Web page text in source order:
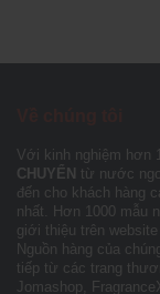
Với kinh nghiệm hơn
CHUYỂN
từ nước
đến cho khách hàng
nhất. Hơn 1000 mẫu
giới thiệu trên website
Nguồn hàng của
tiếp từ các trang
Jomashop,